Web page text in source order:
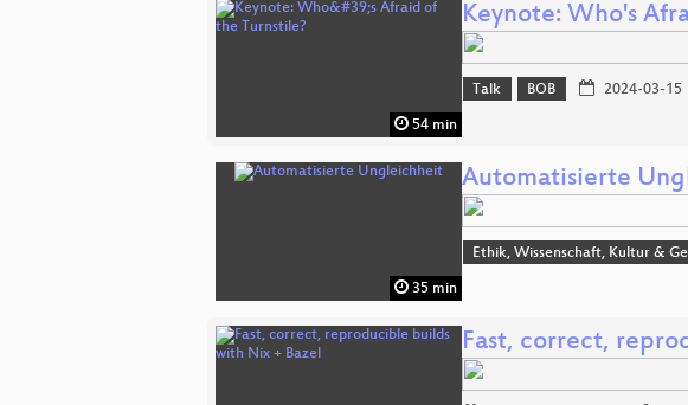
54 min
Keynote: Who's
Talk BOB 2024-03-15
35 min
Automatisierte
Ethik, Wissenschaft, Kultur &
Fast, correct,